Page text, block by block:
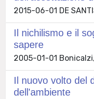
2015-06-01 DE
Il nichilismo e il
sapere
2005-01-01
Il nuovo volto del
dell'ambiente